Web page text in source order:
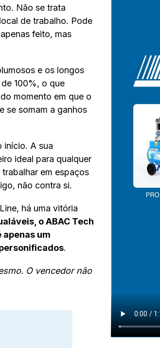
Não se trata
de trabalho. Pode
feito, mas
e os longos
100%, o que
momento em que o
se somam a ganhos
início. A sua
ideal para qualquer
em espaços
não contra si.
há uma vitória
o ABAC Tech
apenas um
.
O vencedor não